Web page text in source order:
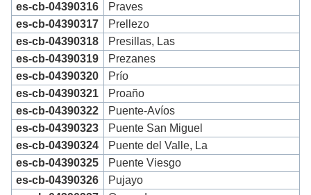
es-cb-04390316
Praves
es-cb-04390317
Prellezo
es-cb-04390318
Presillas, Las
es-cb-04390319
Prezanes
es-cb-04390320
Prío
es-cb-04390321
Proaño
es-cb-04390322
Puente-Avíos
es-cb-04390323
Puente San Miguel
es-cb-04390324
Puente del Valle, La
es-cb-04390325
Puente Viesgo
es-cb-04390326
Pujayo